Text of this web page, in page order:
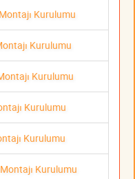
Kurulumu
Kurulumu
Kurulumu
Kurulumu
Kurulumu
Kurulumu